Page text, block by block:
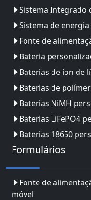
Sistema Integrado
Sistema de
Fonte de
Bateria
Baterias de íon de
Baterias de
Baterias NiMH
Baterias LiFePO4
Baterias 18650
Formulários
Fonte de
móvel